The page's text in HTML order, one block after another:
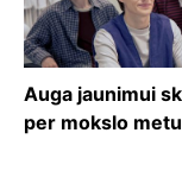
Auga jaunimui
per mokslo